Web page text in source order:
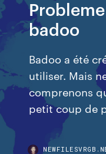
badoo
Badoo a été
utiliser. Mais
comprenons
petit coup de